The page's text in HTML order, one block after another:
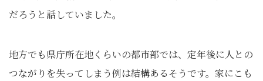
だろうと話していました。
地方でも県庁所在地くらいの都市部では、定年後に人との
つながりを失ってしまう例は結構あるそうです。家にこも